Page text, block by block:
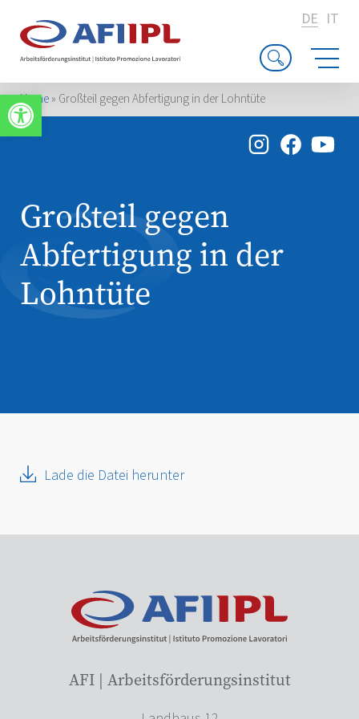
Werkzeugleiste öffnen
DE IT
Home» Großteil gegen Abfertigung in der Lohntüte
Großteil gegen
Abfertigung in der
Lohntüte
Lade die Datei herunter
AFI | Arbeitsförderungsinstitut